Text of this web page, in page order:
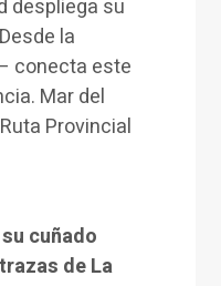
despliega su
la
conecta este
Mar del
Provincial
cuñado
de La